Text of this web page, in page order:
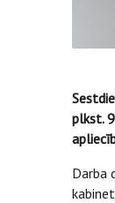
plkst.
Darba